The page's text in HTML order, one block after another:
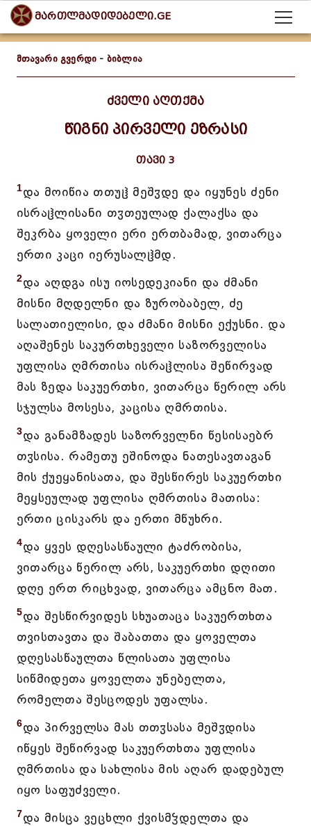
მართლმადიდებელი.GE
მთავარი გვერდი - ბიბლია
ძველი აღთქმა
წიგნი პირველი ეზრასი
თავი 3
1და მოიწია თთუჱ მეშჳდე და იყუნეს ძენი
ისრაჱლისანი თჳთეულად ქალაქსა და
შეკრბა ყოველი ერი ერთბამად, ვითარცა
ერთი კაცი იერუსალჱმდ.
2და აღდგა ისუ იოსედეკიანი და ძმანი
მისნი მღდელნი და ზურობაბელ, ძე
სალათიელისი, და ძმანი მისნი ექუსნი. და
აღაშენეს საკურთხეველი საზორველისა
უფლისა ღმრთისა ისრაჱლისა შეწირვად
მას ზედა საკუერთხი, ვითარცა წერილ არს
სჯულსა მოსესა, კაცისა ღმრთისა.
3და განამზადეს საზორველნი წესისაებრ
თჳსისა. რამეთუ ეშინოდა ნათესავთაგან
მის ქუეყანისათა, და შესწირეს საკუერთხი
მეყსეულად უფლისა ღმრთისა მათისა:
ერთი ცისკარს და ერთი მწუხრი.
4და ყვეს დღესასწაული ტაძრობისა,
ვითარცა წერილ არს, საკუერთხი დღითი
დღე ერთ რიცხვად, ვითარცა ამცნო მათ.
5და შესწირვიდეს სხუათაცა საკუერთხთა
თვისთავთა და შაბათთა და ყოველთა
დღესასწაულთა წლისათა უფლისა
სიწმიდეთა ყოველთა უნებელთა,
რომელთა შესცოდეს უფალსა.
6და პირველსა მას თთჳსასა მეშჳდისა
იწყეს შეწირვად საკუერთხთა უფლისა
ღმრთისა და სახლისა მის აღარ დადებულ
იყო საფუძველი.
7და მისცა ვეცხლი ქვისმჴდელთა და